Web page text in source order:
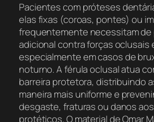
Pacientes com próteses
elas fixas (coroas, pontes) ou
frequentemente necessitam de
adicional contra forças oclusais
especialmente em casos de
noturno. A férula oclusal atua
barreira protetora, distribuindo
maneira mais uniforme e
desgaste, fraturas ou danos
protéticos. O material de Omar